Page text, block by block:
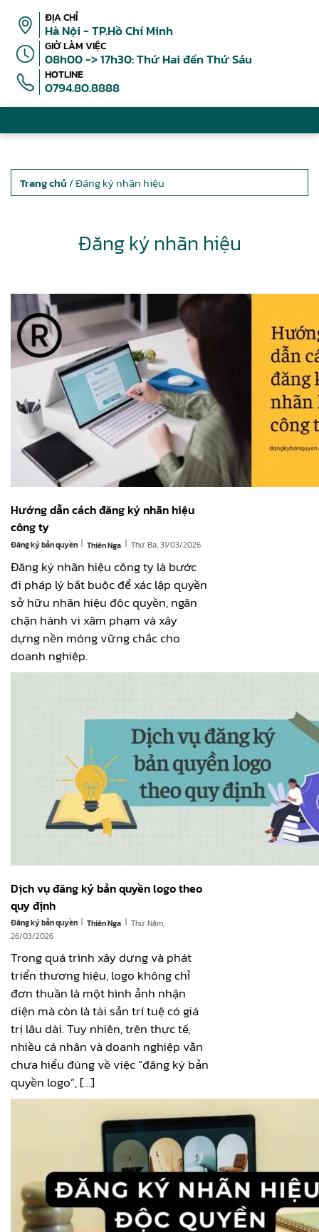
ĐỊA CHỈ
Hà Nội - TP.Hồ Chí Minh
GIỜ LÀM VIỆC
08h00 -> 17h30: Thứ Hai đến Thứ Sáu
HOTLINE
0794.80.8888
Trang chủ / Đăng ký nhãn hiệu
Đăng ký nhãn hiệu
Hướng dẫn cách đăng ký nhãn hiệu
công ty
Đăng ký bản quyền | Thiên Nga | Thứ Ba, 31/03/2026
Đăng ký nhãn hiệu công ty là bước
đi pháp lý bắt buộc để xác lập quyền
sở hữu nhãn hiệu độc quyền, ngăn
chặn hành vi xâm phạm và xây
dựng nền móng vững chắc cho
doanh nghiệp.
Dịch vụ đăng ký bản quyền logo theo
quy định
Đăng ký bản quyền | Thiên Nga | Thứ Năm,
26/03/2026
Trong quá trình xây dựng và phát
triển thương hiệu, logo không chỉ
đơn thuần là một hình ảnh nhận
diện mà còn là tài sản trí tuệ có giá
trị lâu dài. Tuy nhiên, trên thực tế,
nhiều cá nhân và doanh nghiệp vẫn
chưa hiểu đúng về việc “đăng ký bản
quyền logo”, […]